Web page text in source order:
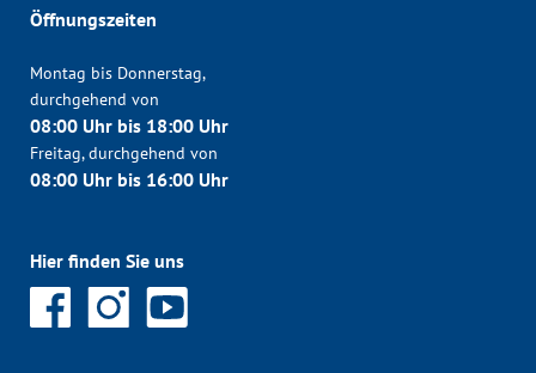
Öffnungszeiten
Montag bis Donnerstag,
durchgehend von
08:00 Uhr bis 18:00 Uhr
Freitag, durchgehend von
08:00 Uhr bis 16:00 Uhr
Hier finden Sie uns